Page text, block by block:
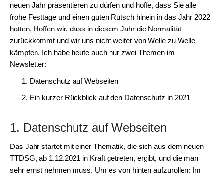
neuen Jahr präsentieren zu dürfen und hoffe, dass Sie alle
frohe Festtage und einen guten Rutsch hinein in das Jahr 2022
hatten. Hoffen wir, dass in diesem Jahr die Normalität
zurückkommt und wir uns nicht weiter von Welle zu Welle
kämpfen. Ich habe heute auch nur zwei Themen im
Newsletter:
Datenschutz auf Webseiten
Ein kurzer Rückblick auf den Datenschutz in 2021
1. Datenschutz auf Webseiten
Das Jahr startet mit einer Thematik, die sich aus dem neuen
TTDSG, ab 1.12.2021 in Kraft getreten, ergibt, und die man
sehr ernst nehmen muss. Um es von hinten aufzurollen: Im